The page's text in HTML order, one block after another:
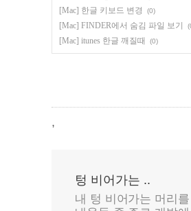
[Mac] 한글 키보드 변경 (0)
[Mac] FINDER에서 숨김 파일 보기
[Mac] itunes 한글 깨질때 (0)
,
텅 비어가는 ..
내 텅 비어가는 머리